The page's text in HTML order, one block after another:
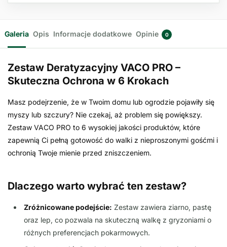
Galeria Opis Informacje dodatkowe Opinie 0
Zestaw Deratyzacyjny VACO PRO –
Skuteczna Ochrona w 6 Krokach
Masz podejrzenie, że w Twoim domu lub ogrodzie pojawiły się
myszy lub szczury? Nie czekaj, aż problem się powiększy.
Zestaw VACO PRO to 6 wysokiej jakości produktów, które
zapewnią Ci pełną gotowość do walki z nieproszonymi gośćmi i
ochronią Twoje mienie przed zniszczeniem.
Dlaczego warto wybrać ten zestaw?
Zróżnicowane podejście: Zestaw zawiera ziarno, pastę
oraz lep, co pozwala na skuteczną walkę z gryzoniami o
różnych preferencjach pokarmowych.